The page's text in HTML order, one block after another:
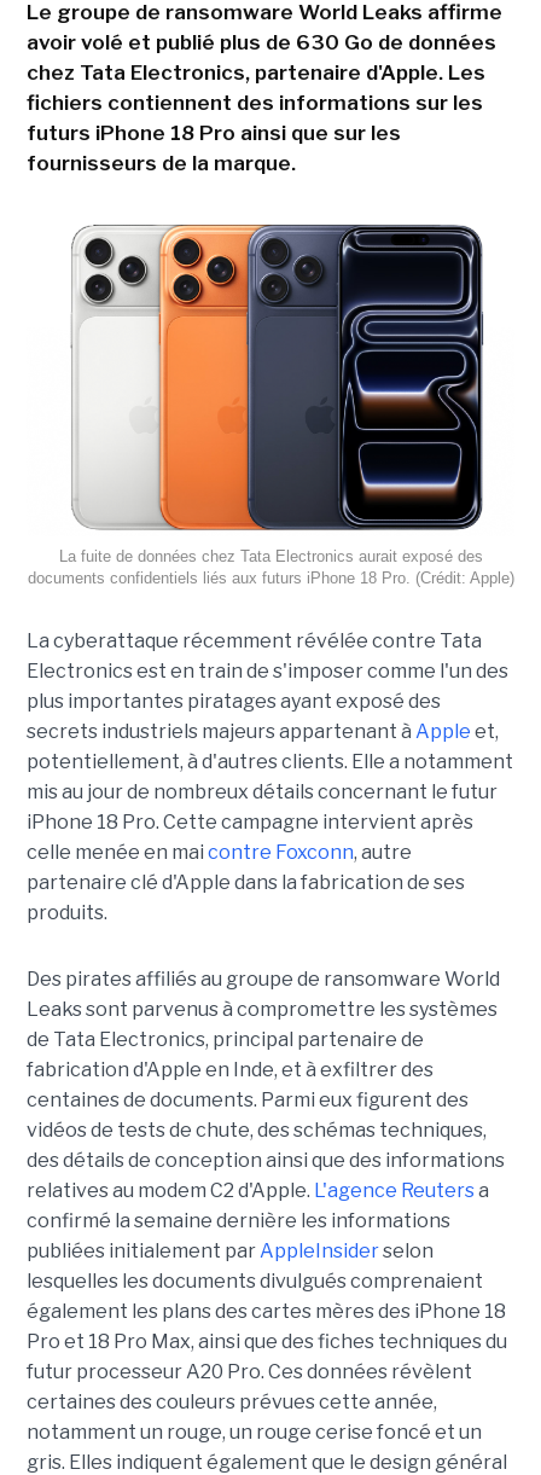
Le groupe de ransomware World Leaks affirme
avoir volé et publié plus de 630 Go de données
chez Tata Electronics, partenaire d'Apple. Les
fichiers contiennent des informations sur les
futurs iPhone 18 Pro ainsi que sur les
fournisseurs de la marque.
La fuite de données chez Tata Electronics aurait exposé des
documents confidentiels liés aux futurs iPhone 18 Pro. (Crédit: Apple)
La cyberattaque récemment révélée contre Tata
Electronics est en train de s'imposer comme l'un des
plus importantes piratages ayant exposé des
secrets industriels majeurs appartenant à Apple et,
potentiellement, à d'autres clients. Elle a notamment
mis au jour de nombreux détails concernant le futur
iPhone 18 Pro. Cette campagne intervient après
celle menée en mai contre Foxconn, autre
partenaire clé d'Apple dans la fabrication de ses
produits.
Des pirates affiliés au groupe de ransomware World
Leaks sont parvenus à compromettre les systèmes
de Tata Electronics, principal partenaire de
fabrication d'Apple en Inde, et à exfiltrer des
centaines de documents. Parmi eux figurent des
vidéos de tests de chute, des schémas techniques,
des détails de conception ainsi que des informations
relatives au modem C2 d'Apple. L'agence Reutersa
confirmé la semaine dernière les informations
publiées initialement parAppleInsiderselon
lesquelles les documents divulgués comprenaient
également les plans des cartes mères des iPhone 18
Pro et 18 Pro Max, ainsi que des fiches techniques du
futur processeur A20 Pro. Ces données révèlent
certaines des couleurs prévues cette année,
notamment un rouge, un rouge cerise foncé et un
gris. Elles indiquent également que le design général